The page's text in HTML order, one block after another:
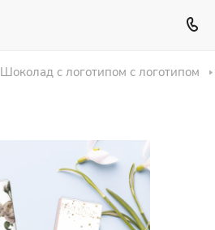
Шоколад с логотипом с логотипом